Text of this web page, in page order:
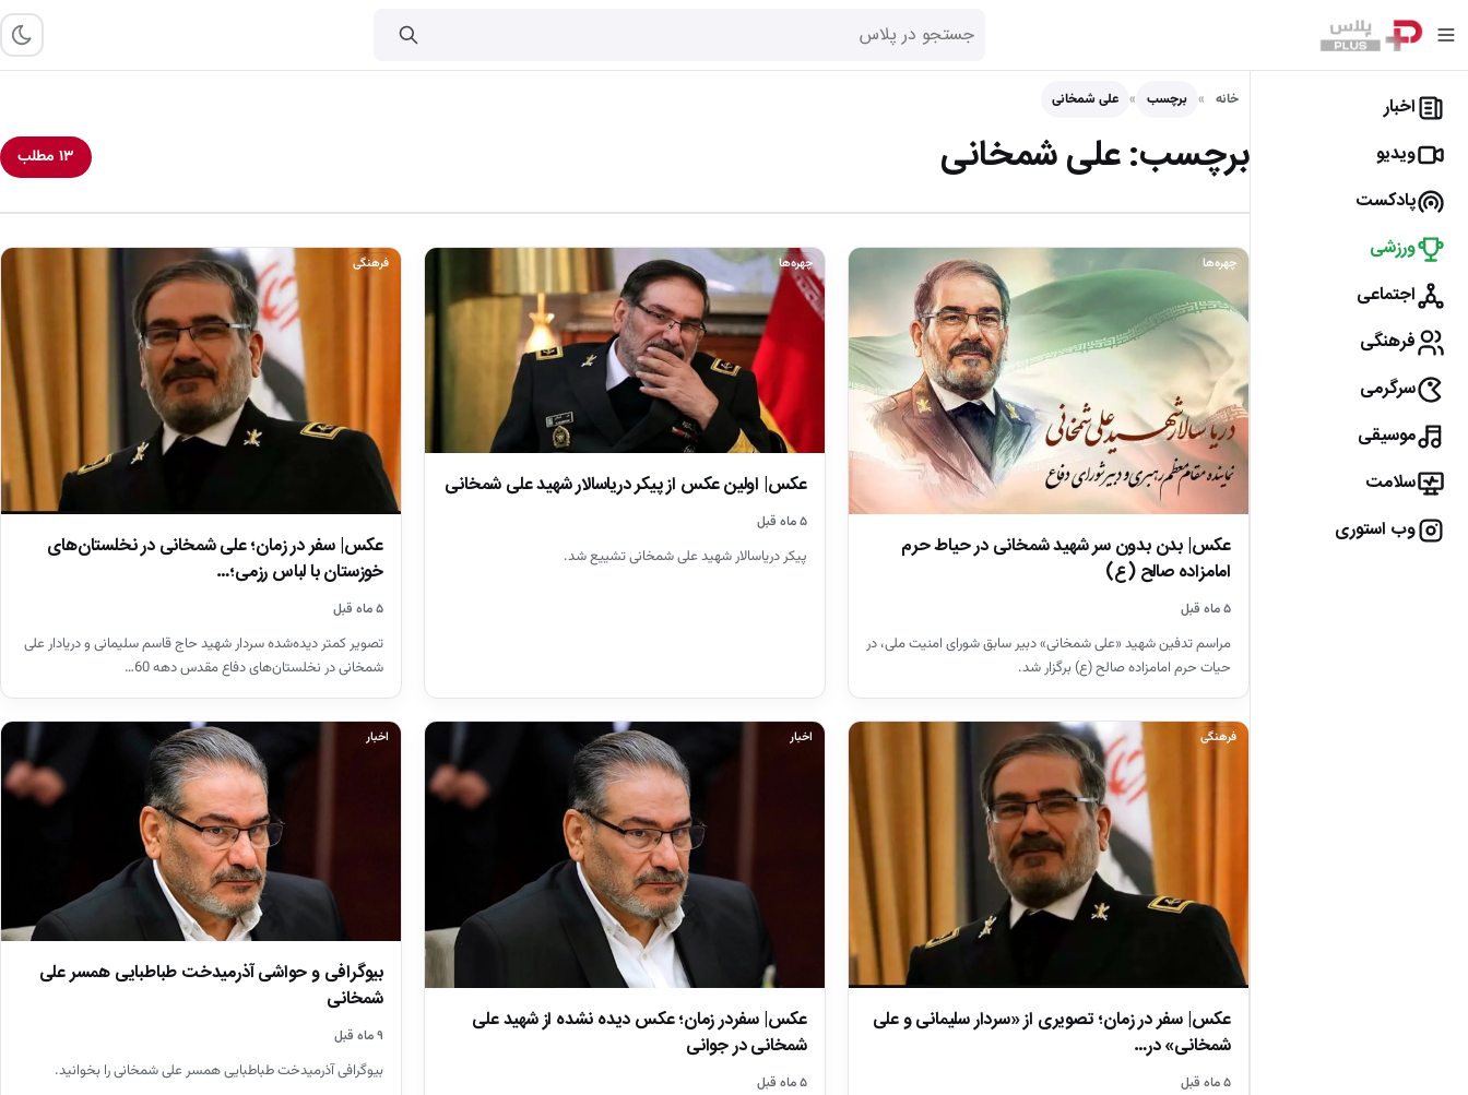
اخبار
ویدیو
پادکست
ورزشی
اجتماعی
فرهنگی
سرگرمی
موسیقی
سلامت
وب استوری
خانه برچسب علی شمخانی
برچسب:علی شمخانی ۱۳ مطلب
چهره‌ها
عکس| بدن بدون سر شهید شمخانی در حیاط حرم
امامزاده صالح (ع)
۵ ماه قبل
مراسم تدفین شهید «علی شمخانی» دبیر سابق شورای امنیت ملی، در
حیات حرم امامزاده صالح (ع) برگزار شد.
چهره‌ها
عکس| اولین عکس از پیکر دریاسالار شهید علی شمخانی
۵ ماه قبل
پیکر دریاسالار شهید علی شمخانی تشییع شد.
فرهنگی
عکس| سفر در زمان؛ علی شمخانی در نخلستان‌های
خوزستان با لباس رزمی؛…
۵ ماه قبل
تصویر کمتر دیده‌شده سردار شهید حاج قاسم سلیمانی و دریادار علی
شمخانی در نخلستان‌های دفاع مقدس دهه 60…
فرهنگی
عکس| سفر در زمان؛ تصویری از «سردار سلیمانی و علی
شمخانی» در…
۵ ماه قبل
اخبار
عکس| سفردر زمان؛ عکس دیده نشده از شهید علی
شمخانی در جوانی
۵ ماه قبل
اخبار
بیوگرافی و حواشی آذرمیدخت طباطبایی همسر علی
شمخانی
۹ ماه قبل
بیوگرافی آذرمیدخت طباطبایی همسر علی شمخانی را بخوانید.